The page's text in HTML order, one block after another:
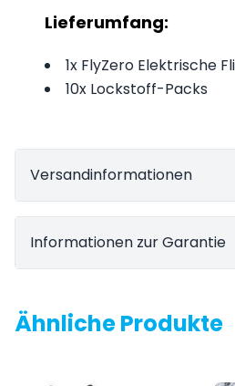
Lieferumfang:
1x FlyZero Elektrische
10x Lockstoff-Packs
Versandinformationen
Informationen zur Garantie
Ähnliche Produkte